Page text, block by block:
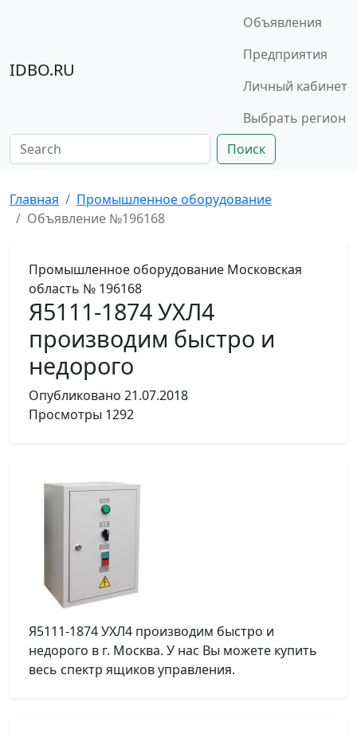
IDBO.RU
Объявления
Предприятия
Личный кабинет
Выбрать регион
Поиск
Главная
Промышленное оборудование
Объявление №196168
Промышленное оборудование Московская
область № 196168
Я5111-1874 УХЛ4
производим быстро и
недорого
Опубликовано 21.07.2018
Просмотры 1292
Я5111-1874 УХЛ4 производим быстро и
недорого в г. Москва. У нас Вы можете купить
весь спектр ящиков управления.